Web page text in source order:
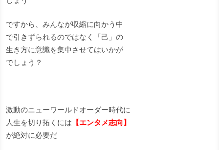
ですから、みんなが収縮に向かう中
で引きずられるのではなく「己」の
生き方に意識を集中させてはいかが
でしょう？
激動のニューワールドオーダー時代に
人生を切り拓くには 【エンタメ志向】
が絶対に必要だ